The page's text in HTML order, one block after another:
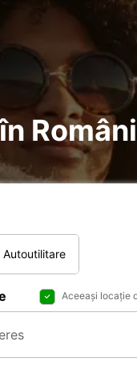
Autoutilitare
Aceeași locație